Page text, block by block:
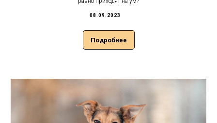
08.09.2023
Подробнее